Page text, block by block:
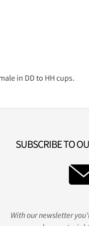
in DD to HH cups.
SUBSCRIBE TO
With our newsletter